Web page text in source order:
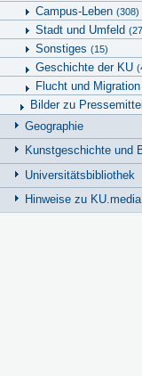
Campus-Leben (308)
Stadt und Umfeld
Sonstiges (15)
Geschichte der KU
Flucht und Migration
Bilder zu
Geographie
Kunstgeschichte und
Universitätsbibliothek
Hinweise zu KU.media